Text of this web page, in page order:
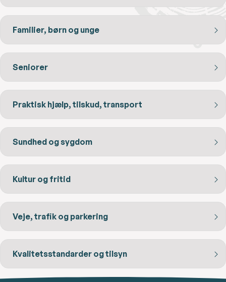
Familier, børn og unge
Seniorer
Praktisk hjælp, tilskud, transport
Sundhed og sygdom
Kultur og fritid
Veje, trafik og parkering
Kvalitetsstandarder og tilsyn